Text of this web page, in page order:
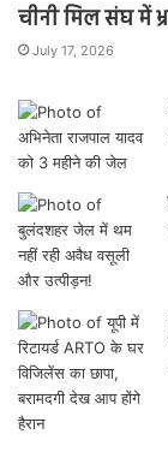
चीनी मिल संघ में
July 17, 2026